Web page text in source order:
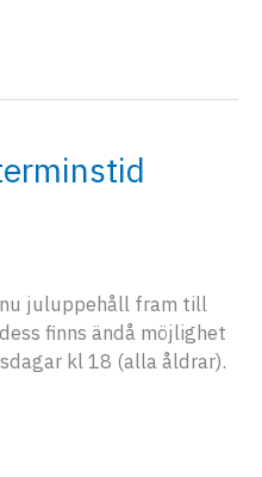
juluppehåll fram till
finns ändå möjlighet
kl 18 (alla åldrar).